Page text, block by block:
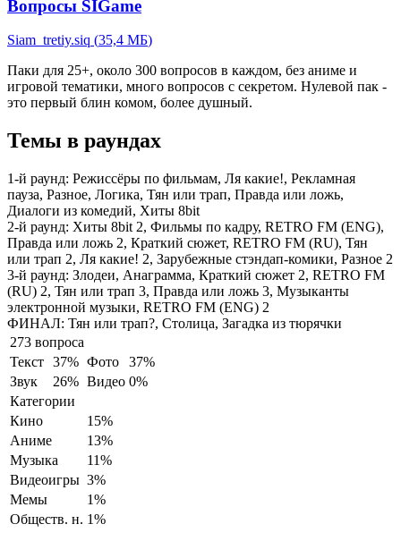
Вопросы SIGame
Siam_tretiy.siq (35,4 МБ)
Паки для 25+, около 300 вопросов в каждом, без аниме и
игровой тематики, много вопросов с секретом. Нулевой пак -
это первый блин комом, более душный.
Темы в раундах
1-й раунд: Режиссёры по фильмам, Ля какие!, Рекламная
пауза, Разное, Логика, Тян или трап, Правда или ложь,
Диалоги из комедий, Хиты 8bit
2-й раунд: Хиты 8bit 2, Фильмы по кадру, RETRO FM (ENG),
Правда или ложь 2, Краткий сюжет, RETRO FM (RU), Тян
или трап 2, Ля какие! 2, Зарубежные стэндап-комики, Разное 2
3-й раунд: Злодеи, Анаграмма, Краткий сюжет 2, RETRO FM
(RU) 2, Тян или трап 3, Правда или ложь 3, Музыканты
электронной музыки, RETRO FM (ENG) 2
ФИНАЛ: Тян или трап?, Столица, Загадка из тюрячки
273 вопроса
Текст 37% Фото
37%
Звук
26% Видео 0%
Категории
Кино
15%
Аниме
13%
Музыка
11%
Видеоигры 3%
Мемы
1%
Обществ. н. 1%